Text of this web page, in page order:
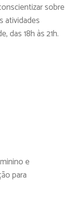
sobre
atividades
das 18h às 21h.
e
para